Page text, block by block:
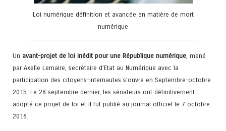
Loi numérique définition et avancée en matière de mort
numérique
Un avant-projet de loi inédit pour une République numérique, mené
par Axelle Lemaire, secrétaire d’Etat au Numérique avec la
participation des citoyens-internautes s’ouvre en Septembre-octobre
2015. Le 28 septembre dernier, les sénateurs ont définitivement
adopté ce projet de loi et il fut publié au journal officiel le 7 octobre
2016.